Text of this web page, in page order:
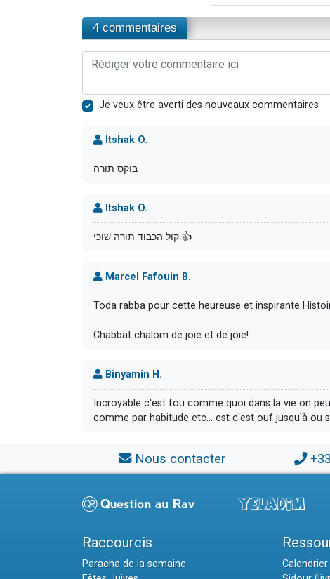
4 commentaires
Je veux être averti des nouveaux commentaires
Itshak O.
בוקס תורה
Itshak O.
קול הכבוד תורה שוכי 👍
Marcel Fafouin B.
Toda rabba pour cette heureuse et inspirante
Chabbat chalom de joie et de joie!
Binyamin H.
Incroyable c'est fou comme quoi dans la vie on
comme par habitude etc... est c'est ouf jusqu'à ou
Nous contacter
Raccourcis
Paracha de la semaine